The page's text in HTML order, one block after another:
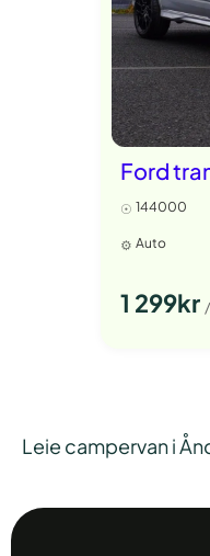
Ford
144000
Auto
1 299kr
Leie campervan i